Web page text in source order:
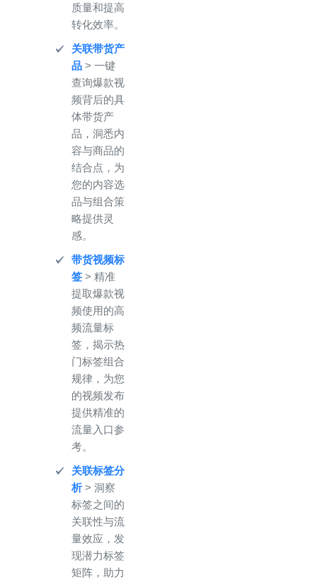
质量和提高
转化效率。
关联带货产
品 > 一键
查询爆款视
频背后的具
体带货产
品，洞悉内
容与商品的
结合点，为
您的内容选
品与组合策
略提供灵
感。
带货视频标
签 > 精准
提取爆款视
频使用的高
频流量标
签，揭示热
门标签组合
规律，为您
的视频发布
提供精准的
流量入口参
考。
关联标签分
析> 洞察
标签之间的
关联性与流
量效应，发
现潜力标签
矩阵，助力